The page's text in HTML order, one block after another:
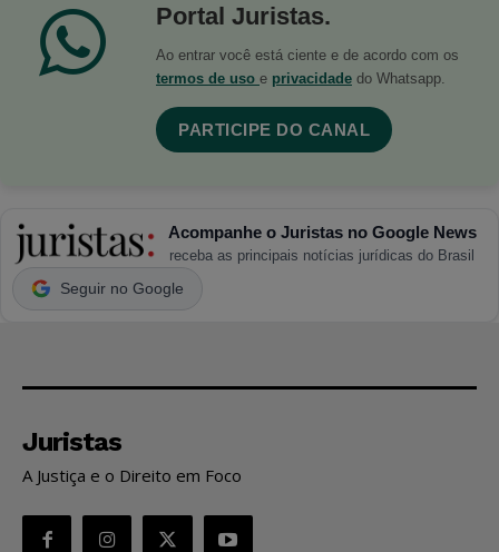
Portal Juristas.
Ao entrar você está ciente e de acordo com os
termos de uso e privacidade do Whatsapp.
PARTICIPE DO CANAL
Acompanhe o Juristas no Google News
receba as principais notícias jurídicas do Brasil
Seguir no Google
Juristas
A Justiça e o Direito em Foco